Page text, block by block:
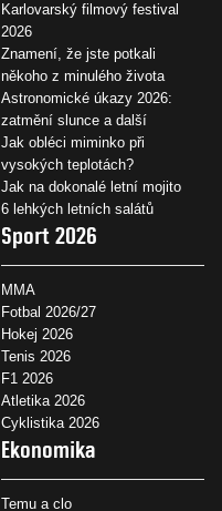
Karlovarský filmový festival
2026
Znamení, že jste potkali
někoho z minulého života
Astronomické úkazy 2026:
zatmění slunce a další
Jak obléci miminko při
vysokých teplotách?
Jak na dokonalé letní mojito
6 lehkých letních salátů
Sport 2026
MMA
Fotbal 2026/27
Hokej 2026
Tenis 2026
F1 2026
Atletika 2026
Cyklistika 2026
Ekonomika
Temu a clo